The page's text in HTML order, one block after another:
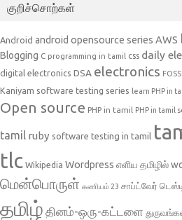
குறிச்சொற்கள்
Android android opensource series AWS
Blogging C programming in tamil css daily
digital electronics DSA electronics FOSS
Kaniyam software testing series learn PHP in
Open source PHP in tamil PHP in tamil
tamil ruby software testing in tamil
tlc Wikipedia Wordpress எளிய தமிழில்
மென்பொருள் கணியம் 23 சாப்ட்வேர்
தமிழ் தினம்-ஒரு-கட்டளை